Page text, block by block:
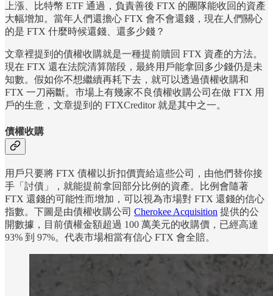
上漲、比特幣 ETF 通過，負責善後 FTX 的團隊能收回的資產
大幅增加。當年人們還擔心 FTX 會不會還錢，現在人們關心
的是 FTX 什麼時候還錢、還多少錢？
文章裡提到的債權收購就是一種提前贖回 FTX 資產的方法。
現在 FTX 還在法院清算階段，最終用戶能拿回多少錢仍是未
知數。假如你不想繼續再耗下去，就可以透過債權收購和
FTX 一刀兩斷。市場上有幾家不良債權收購公司在做 FTX 用
戶的生意，文章提到的 FTXCreditor 就是其中之一。
債權收購
用戶只要將 FTX 債權以折扣價賣給這些公司，由他們替你接
手「討債」，就能提前拿回部分比例的資產。比例會隨著
FTX 還錢的可能性而增加，可以視為市場對 FTX 還錢的信心
指數。下圖是由債權收購公司 Cherokee Acquisition 提供的公
開數據，目前債權金額超過 100 萬美元的收購價，已經高達
93% 到 97%。代表市場相當有信心 FTX 會全賠。